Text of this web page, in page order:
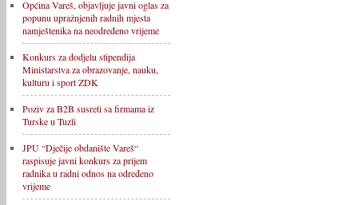
Općina Vareš, objavljuje javni oglas za
popunu upražnjenih radnih mjesta
namještenika na neodređeno vrijeme
Konkurs za dodjelu stipendija
Ministarstva za obrazovanje, nauku,
kulturu i sport ZDK
Poziv za B2B susreti sa firmama iz
Turske u Tuzli
JPU “Dječije obdanište Vareš“
raspisuje javni konkurs za prijem
radnika u radni odnos na određeno
vrijeme